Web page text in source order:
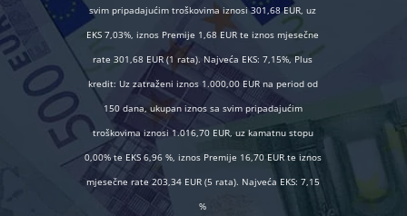
svim pripadajućim troškovima iznosi 301,68 EUR, uz
EKS 7,03%, iznos Premije 1,68 EUR te iznos mjesečne
rate 301,68 EUR (1 rata). Najveća EKS: 7,15%, Plus
kredit: Uz zatraženi iznos 1.000,00 EUR na period od
150 dana, ukupan iznos sa svim pripadajućim
troškovima iznosi 1.016,70 EUR, uz kamatnu stopu
0,00% te EKS 6,96 %, iznos Premije 16,70 EUR te iznos
mjesečne rate 203,34 EUR (5 rata). Najveća EKS: 7,15
%